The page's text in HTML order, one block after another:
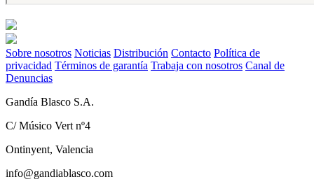
Sobre nosotros Noticias Distribución Contacto Política de
privacidad Términos de garantía Trabaja con nosotros Canal de
Denuncias
Gandía Blasco S.A.
C/ Músico Vert nº4
Ontinyent, Valencia
info@gandiablasco.com